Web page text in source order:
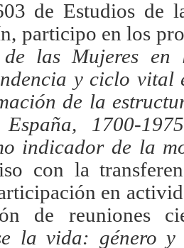
de Estudios de
participo en los
las Mujeres en
y ciclo vital
de la
1700-
indicador de la
con la
en
de reuniones
la vida: género